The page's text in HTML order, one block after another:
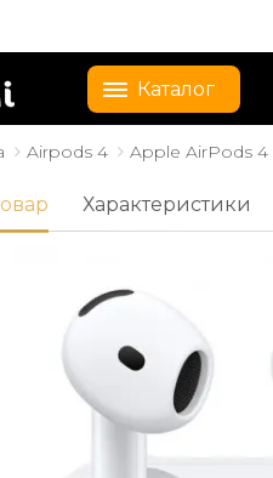
Каталог
Airpods 4 Apple AirPods 4
Характеристики